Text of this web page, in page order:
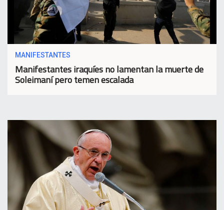
MANIFESTANTES
Manifestantes iraquíes no lamentan la muerte de
Soleimaní pero temen escalada